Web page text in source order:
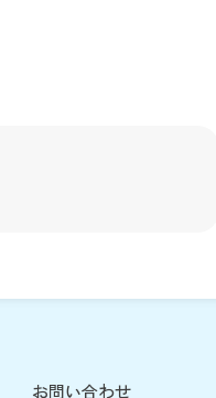
お問い合わせ